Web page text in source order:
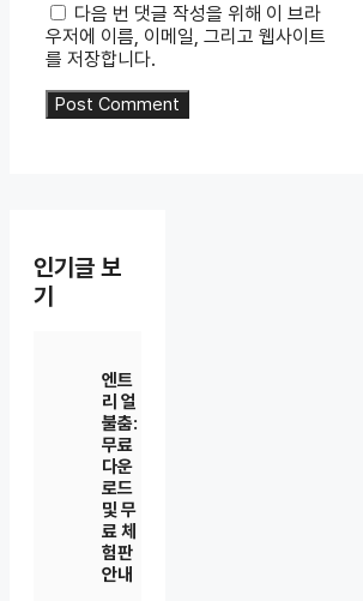
다음 번 댓글 작성을 위해 이 브라
우저에 이름, 이메일, 그리고 웹사이트
를 저장합니다.
인기글 보
기
엔트
리 얼
불춤:
무료
다운
로드
및 무
료 체
험판
안내